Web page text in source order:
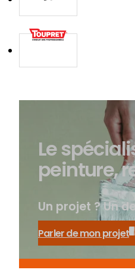
Le
peinture,
Un projet ? Un
Parler de mon projet